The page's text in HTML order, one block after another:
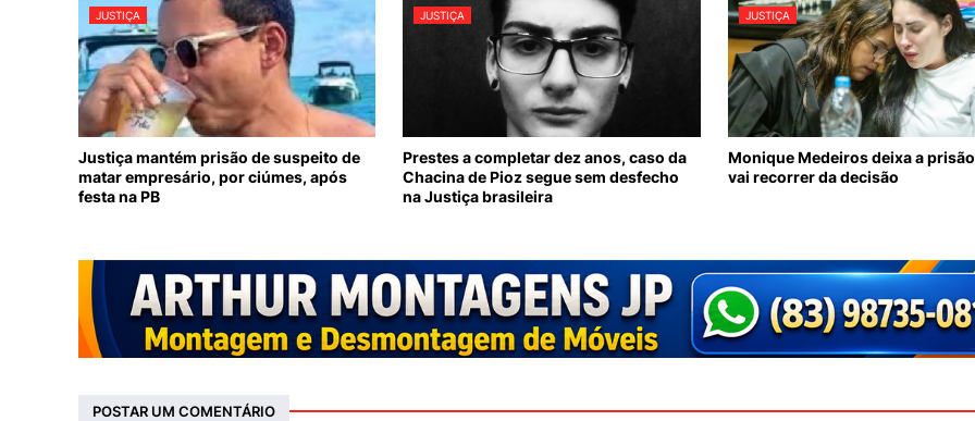
JUSTIÇA
Justiça mantém prisão de suspeito de
matar empresário, por ciúmes, após
festa na PB
JUSTIÇA
Prestes a completar dez anos, caso da
Chacina de Pioz segue sem desfecho
na Justiça brasileira
JUSTIÇA
Monique Medeiros deixa a
vai recorrer da decisão
POSTAR UM COMENTÁRIO